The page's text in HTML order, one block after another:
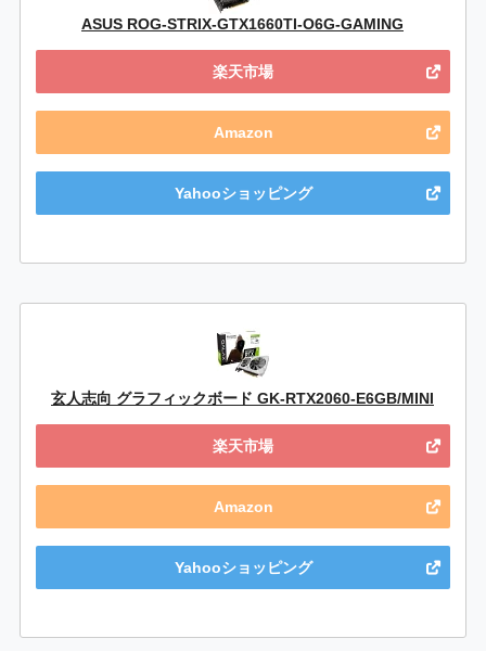
ASUS ROG-STRIX-GTX1660TI-O6G-GAMING
楽天市場
Amazon
Yahooショッピング
玄人志向 グラフィックボード GK-RTX2060-E6GB/MINI
楽天市場
Amazon
Yahooショッピング